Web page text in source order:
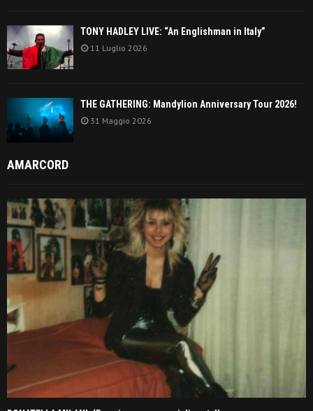
TONY HADLEY LIVE: “An Englishman in Italy”
11 Luglio 2026
THE GATHERING: Mandylion Anniversary Tour 2026!
31 Maggio 2026
AMARCORD